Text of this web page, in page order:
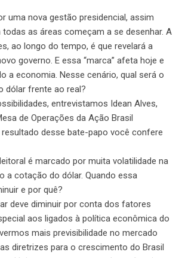
uma nova gestão presidencial, assim
as áreas começam a se desenhar. A
ao longo do tempo, é que revelará a
governo. E essa “marca” afeta hoje e
a economia. Nesse cenário, qual será o
dólar frente ao real?
entrevistamos Idean Alves,
de Operações da Ação Brasil
desse bate-papo você confere
é marcado por muita volatilidade na
a cotação do dólar. Quando essa
e por quê?
deve diminuir por conta dos fatores
aos ligados à política econômica do
mais previsibilidade no mercado
diretrizes para o crescimento do Brasil